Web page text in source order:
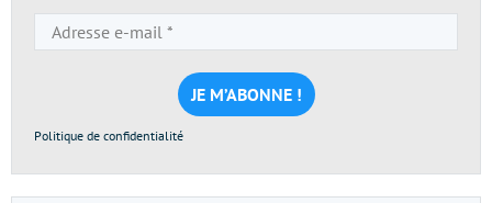
e-
mail
*
Politique de confidentialité